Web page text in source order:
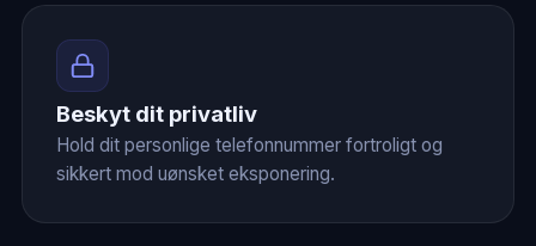
Beskyt dit privatliv
Hold dit personlige telefonnummer fortroligt og
sikkert mod uønsket eksponering.